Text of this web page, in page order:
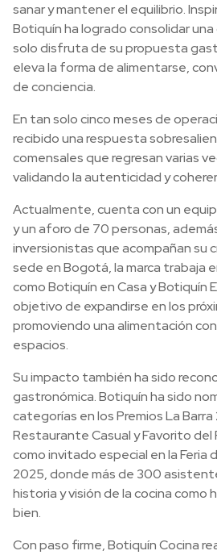
sanar y mantener el equilibrio.
Botiquín ha logrado consolidar
solo disfruta de su propuesta
eleva la forma de alimentarse,
de conciencia.
En tan solo cinco meses de
recibido una respuesta
comensales que regresan varias
validando la autenticidad y
Actualmente, cuenta con un
y un aforo de 70 personas,
inversionistas que acompañan su
sede en Bogotá, la marca trabaja
como Botiquín en Casa y Botiquín
objetivo de expandirse en los
promoviendo una alimentación
espacios.
Su impacto también ha sido
gastronómica. Botiquín ha sido
categorías en los Premios La
Restaurante Casual y Favorito del
como invitado especial en la Feria
2025, donde más de 300
historia y visión de la cocina como
bien.
Con paso firme, Botiquín Cocina